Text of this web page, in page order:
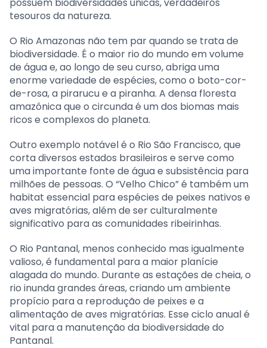
tesouros da natureza.
O Rio Amazonas não tem par quando se trata de
biodiversidade. É o maior rio do mundo em volume
de água e, ao longo de seu curso, abriga uma
enorme variedade de espécies, como o boto-cor-
de-rosa, a pirarucu e a piranha. A densa floresta
amazônica que o circunda é um dos biomas mais
ricos e complexos do planeta.
Outro exemplo notável é o Rio São Francisco, que
corta diversos estados brasileiros e serve como
uma importante fonte de água e subsistência para
milhões de pessoas. O “Velho Chico” é também um
habitat essencial para espécies de peixes nativos e
aves migratórias, além de ser culturalmente
significativo para as comunidades ribeirinhas.
O Rio Pantanal, menos conhecido mas igualmente
valioso, é fundamental para a maior planície
alagada do mundo. Durante as estações de cheia, o
rio inunda grandes áreas, criando um ambiente
propício para a reprodução de peixes e a
alimentação de aves migratórias. Esse ciclo anual é
vital para a manutenção da biodiversidade do
Pantanal.